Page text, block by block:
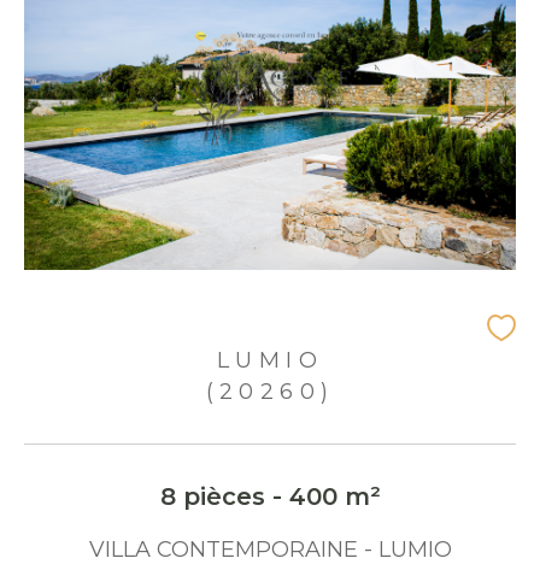
LUMIO
(20260)
8 pièces - 400 m²
VILLA CONTEMPORAINE - LUMIO